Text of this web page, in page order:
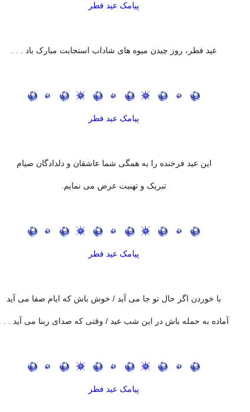
پیامک عید فطر
عید فطر، روز چیدن میوه های شاداب استجابت مبارک باد . . .
پیامک عید فطر
این عید فرخنده را به همگی شما عاشقان و دلدادگان صیام
تبریک و تهنیت عرض می نمایم.
پیامک عید فطر
با خوردن اگر حال تو جا می آید / خوش باش که ایام صفا می آید
آماده به حمله باش در این شب عید / وقتی که صدای ربنا می آید . . .
پیامک عید فطر